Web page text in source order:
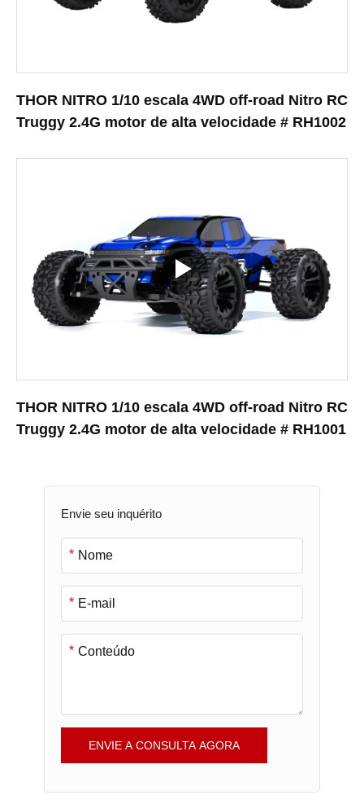
Envie seu inquérito
*
*
*
ENVIE A CONSULTA AGORA
THOR NITRO 1/10 escala 4WD off-road Nitro RC
Truggy 2.4G motor de alta velocidade # RH1002
THOR NITRO 1/10 escala 4WD off-road Nitro RC
Truggy 2.4G motor de alta velocidade # RH1001